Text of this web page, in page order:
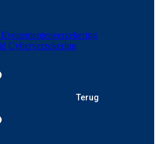
Evenementenverzekering
Cyberverzekering
Terug